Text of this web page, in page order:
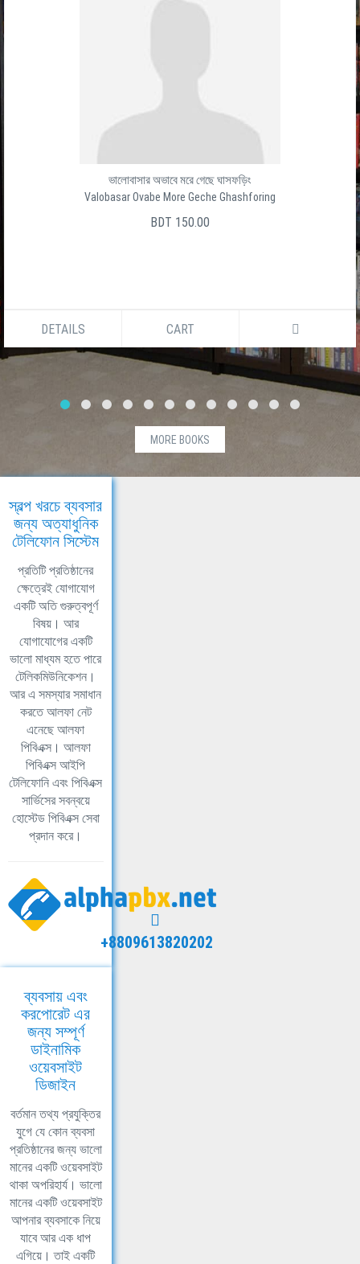
ভালোবাসার অভাবে মরে গেছে ঘাসফড়িং
Valobasar Ovabe More Geche Ghashforing
BDT 150.00
DETAILS CART
MORE BOOKS
স্বল্প খরচে ব্যবসার
জন্য অত্যাধুনিক
টেলিফোন সিস্টেম
প্রতিটি প্রতিষ্ঠানের
ক্ষেত্রেই যোগাযোগ
একটি অতি গুরুত্বপূর্ণ
বিষয়। আর
যোগাযোগের একটি
ভালো মাধ্যম হতে পারে
টেলিকমিউনিকেশন।
আর এ সমস্যার সমাধান
করতে আলফা নেট
এনেছে আলফা
পিবিএক্স। আলফা
পিবিএক্স আইপি
টেলিফোনি এবং পিবিএক্স
সার্ভিসের সবন্বয়ে
হোস্টেড পিবিএক্স সেবা
প্রদান করে।
+8809613820202
ব্যবসায় এবং
করপোরেট এর
জন্য সম্পূর্ণ
ডাইনামিক
ওয়েবসাইট
ডিজাইন
বর্তমান তথ্য প্রযুক্তির
যুগে যে কোন ব্যবসা
প্রতিষ্ঠানের জন্য ভালো
মানের একটি ওয়েবসাইট
থাকা অপরিহার্য। ভালো
মানের একটি ওয়েবসাইট
আপনার ব্যবসাকে নিয়ে
যাবে আর এক ধাপ
এগিয়ে। তাই একটি